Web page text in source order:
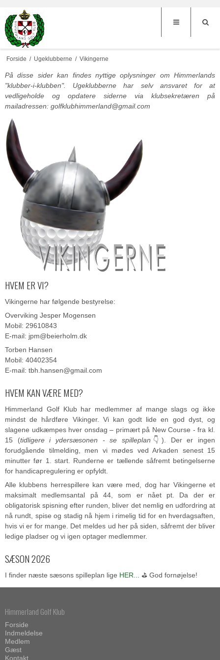
Forside / Ugeklubberne / Vikingerne
På disse sider kan findes nyttige oplysninger om Himmerlands
"klubber-i-klubben". Ugeklubberne har selv ansvaret for at
vedligeholde og opdatere siderne via klubsekretæren på
mailadressen: golfklubhimmerland@gmail.com
HVEM ER VI?
Vikingerne har følgende bestyrelse:
Overviking Jesper Mogensen
Mobil: 29610843
E-mail: jpm@beierholm.dk
Torben Hansen
Mobil: 40402354
E-mail: tbh.hansen@gmail.com
HVEM KAN VÆRE MED?
Himmerland Golf Klub har medlemmer af mange slags og ikke
mindst de hårdføre Vikinger. Vi kan godt lide en god dyst, og
slagene udkæmpes hver onsdag – primært på New Course - fra kl.
15 (tidligere i ydersæsonen - se spilleplan 👇). Der er ingen
forudgående tilmelding, men vi mødes ved Arkaden senest 15
minutter før 1. start. Runderne er tællende såfremt betingelserne
for handicapregulering er opfyldt.
Alle klubbens herrespillere kan være med, dog har Vikingerne et
maksimalt medlemsantal på 44, som er nået pt. Da der er
obligatorisk spisning efter runden, bliver det nemlig en udfordring at
nå rundt, spise og stadig nå hjem i rimelig tid for en hverdagsaften,
hvis vi er for mange. Det meldes ud her på siden, såfremt der bliver
ledige pladser og vi igen optager medlemmer.
SÆSON 2026
I finder næste sæsons spilleplan lige HER... ⛳ God fornøjelse!
Himmerland Golf Klub
Forside
Indmeldelse
Medlem
Gæst
Kontakt